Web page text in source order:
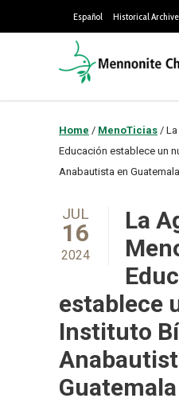
Español Historical
Home / MenoTicias /
Educación establece un
Anabautista en Guatemala
JUL
16
2024
La
establece
Instituto
Guatemala